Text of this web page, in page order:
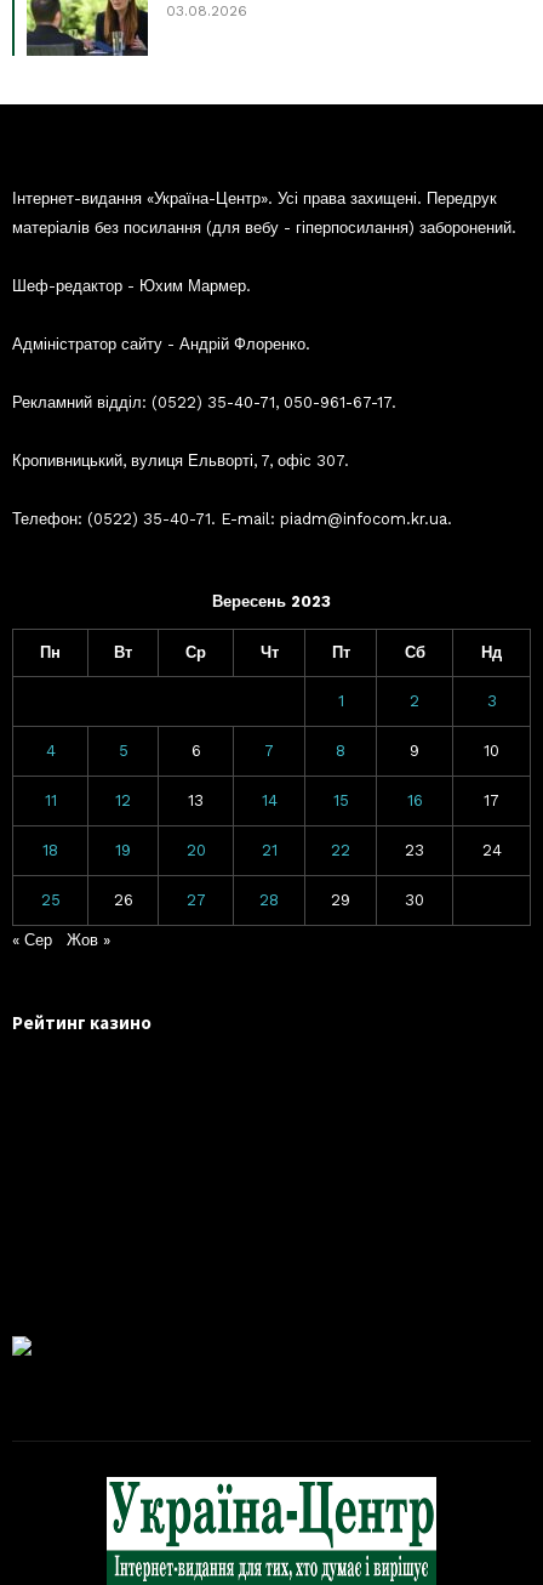
03.08.2026
Інтернет-видання «Україна-Центр». Усі права захищені. Передрук
матеріалів без посилання (для вебу - гіперпосилання) заборонений.
Шеф-редактор - Юхим Мармер.
Адміністратор сайту - Андрій Флоренко.
Рекламний відділ: (0522) 35-40-71, 050-961-67-17.
Кропивницький, вулиця Ельворті, 7, офіс 307.
Телефон: (0522) 35-40-71. E-mail: piadm@infocom.kr.ua.
Вересень 2023
Пн Вт Ср Чт Пт Сб Нд
1 2 3
4 5 6 7 8 9 10
11 12 13 14 15 16 17
18 19 20 21 22 23 24
25 26 27 28 29 30
« Сер Жов »
Рейтинг казино